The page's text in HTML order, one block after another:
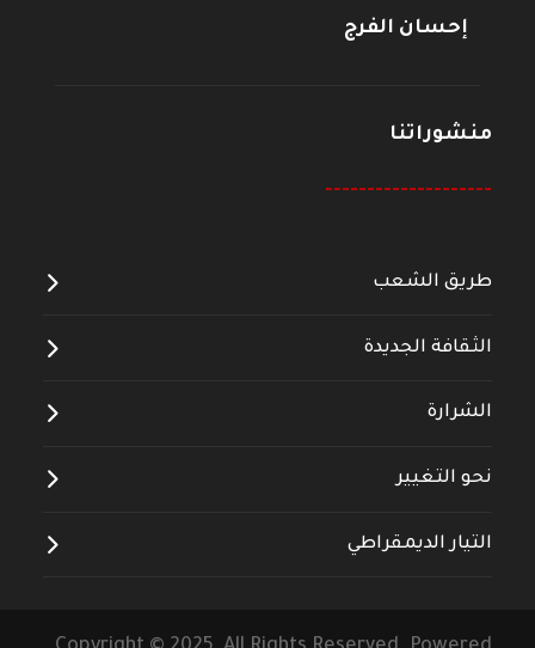
إحسان الفرج
منشوراتنا
--------------------
طريق الشعب
الثقافة الجديدة
الشرارة
نحو التغيير
التيار الديمقراطي